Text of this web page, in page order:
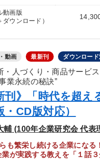
動画版
ダウンロード）
動画 最新刊 ダウンロー
・人づくり・商品サービ
業永続の秘訣”
刊》「時代を超
・CD版対応）
輔 (100年企業研究会 代
も繁栄し続ける企業になる！
が実践する教えを「１話